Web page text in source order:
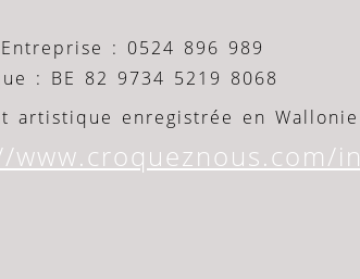
: 0524 896 989
: BE 82 9734 5219 8068
artistique enregistrée en Wallonie
www.croqueznous.com/